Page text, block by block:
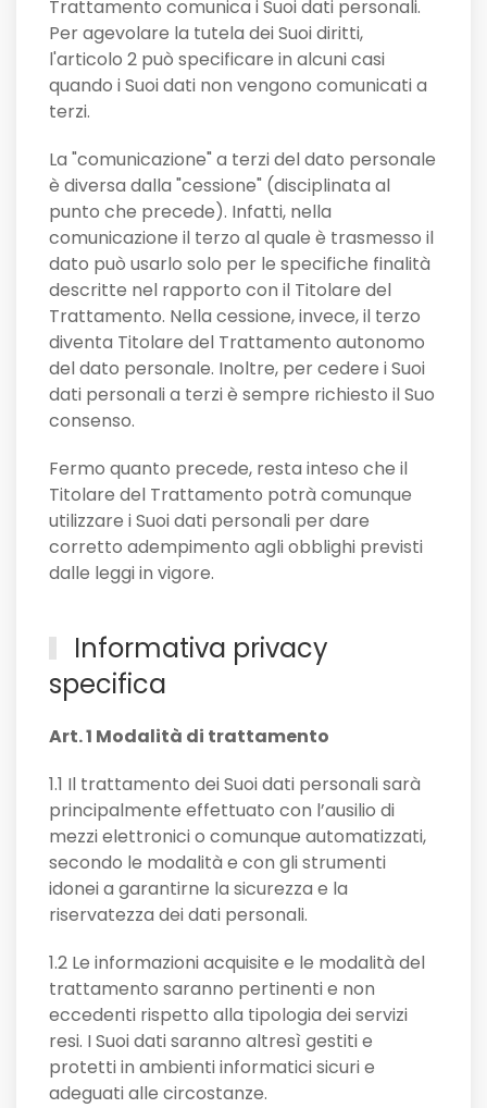
Trattamento comunica i Suoi dati personali.
Per agevolare la tutela dei Suoi diritti,
l'articolo 2 può specificare in alcuni casi
quando i Suoi dati non vengono comunicati a
terzi.
La "comunicazione" a terzi del dato personale
è diversa dalla "cessione" (disciplinata al
punto che precede). Infatti, nella
comunicazione il terzo al quale è trasmesso il
dato può usarlo solo per le specifiche finalità
descritte nel rapporto con il Titolare del
Trattamento. Nella cessione, invece, il terzo
diventa Titolare del Trattamento autonomo
del dato personale. Inoltre, per cedere i Suoi
dati personali a terzi è sempre richiesto il Suo
consenso.
Fermo quanto precede, resta inteso che il
Titolare del Trattamento potrà comunque
utilizzare i Suoi dati personali per dare
corretto adempimento agli obblighi previsti
dalle leggi in vigore.
Informativa privacy
specifica
Art. 1 Modalità di trattamento
1.1 Il trattamento dei Suoi dati personali sarà
principalmente effettuato con l’ausilio di
mezzi elettronici o comunque automatizzati,
secondo le modalità e con gli strumenti
idonei a garantirne la sicurezza e la
riservatezza dei dati personali.
1.2 Le informazioni acquisite e le modalità del
trattamento saranno pertinenti e non
eccedenti rispetto alla tipologia dei servizi
resi. I Suoi dati saranno altresì gestiti e
protetti in ambienti informatici sicuri e
adeguati alle circostanze.